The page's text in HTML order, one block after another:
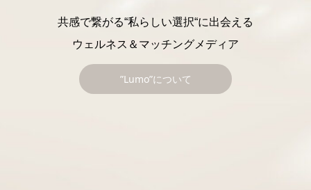
共感で繋がる“私らしい選択“に出会える
ウェルネス＆マッチングメディア
”Lumo”について